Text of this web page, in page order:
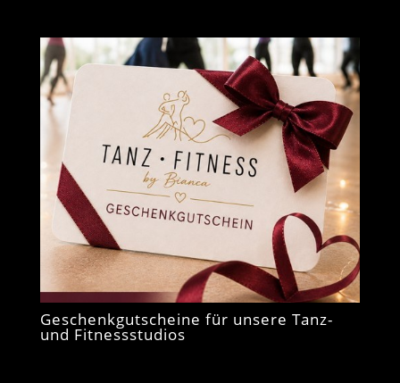
Geschenkgutscheine für unsere Tanz-
und Fitnessstudios